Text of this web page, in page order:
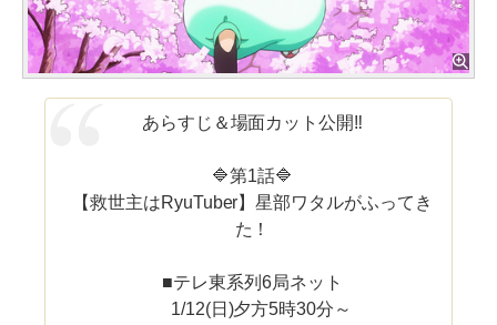
あらすじ＆場面カット公開‼️
🔷第1話🔷
【救世主はRyuTuber】星部ワタルがふってき
た！
■テレ東系列6局ネット
1/12(日)夕方5時30分～